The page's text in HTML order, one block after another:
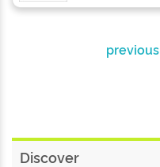
previous
Discover